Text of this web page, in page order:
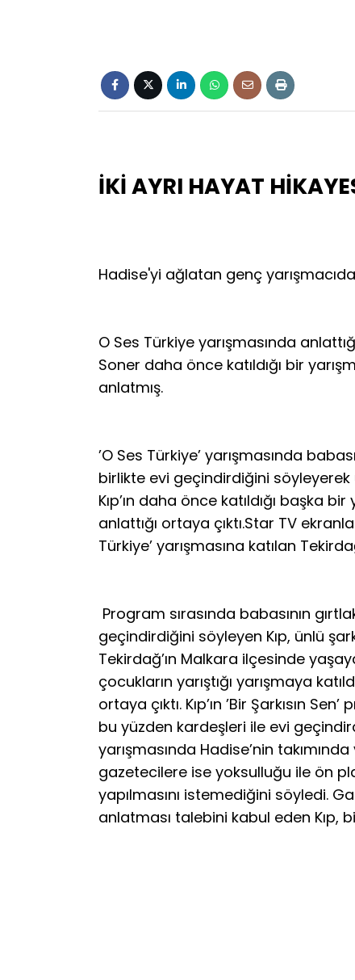
İKİ AYRI HAYAT
Hadise'yi ağlatan genç
O Ses Türkiye yarışmasında
Soner daha önce katıldığı bir
anlatmış.
’O Ses Türkiye’ yarışmasında
birlikte evi geçindirdiğini söyleyerek
Kıp’ın daha önce katıldığı başka
anlattığı ortaya çıktı.Star TV
Türkiye’ yarışmasına katılan
Program sırasında babasının
geçindirdiğini söyleyen Kıp, ünlü
Tekirdağ’ın Malkara ilçesinde
çocukların yarıştığı yarışmaya
ortaya çıktı. Kıp’ın ’Bir Şarkısın
bu yüzden kardeşleri ile evi
yarışmasında Hadise’nin
gazetecilere ise yoksulluğu ile ön
yapılmasını istemediğini söyledi.
anlatması talebini kabul eden Kıp,